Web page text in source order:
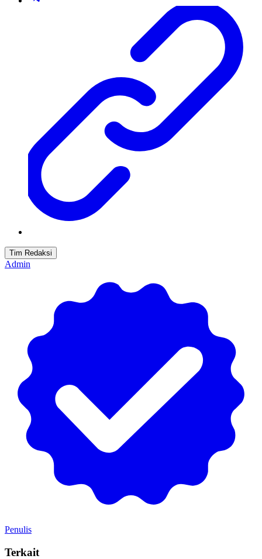
Tim Redaksi
Admin
Penulis
Terkait